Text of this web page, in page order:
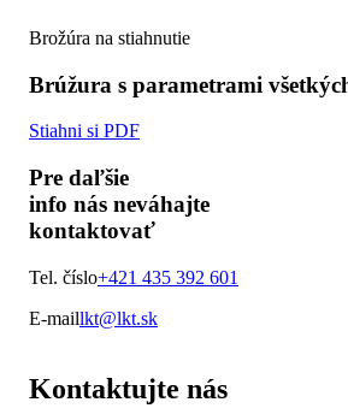
Brožúra na stiahnutie
Brúžura s parametrami
Stiahni si PDF
Pre daľšie
info nás neváhajte
kontaktovať
Tel. číslo+421 435 392 601
E-maillkt@lkt.sk
Kontaktujte nás